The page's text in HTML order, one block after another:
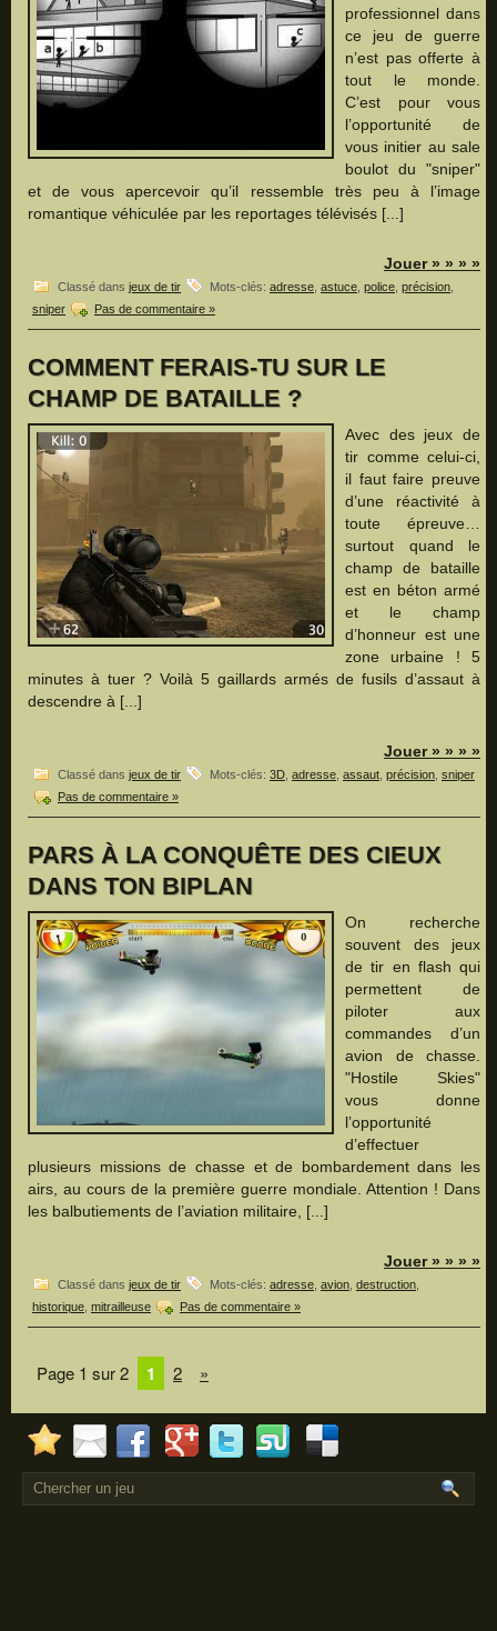
professionnel dans
ce jeu de guerre
n’est pas offerte à
tout le monde.
C’est pour vous
l’opportunité de
vous initier au sale
boulot du "sniper"
et de vous apercevoir qu’il ressemble très peu à l’image
romantique véhiculée par les reportages télévisés [...]
Jouer » » » »
Classé dans jeux de tir Mots-clés: adresse astuce police précision
sniper
Pas de commentaire »
COMMENT FERAIS-TU SUR LE
CHAMP DE BATAILLE ?
Avec des jeux de
tir comme celui-ci,
il faut faire preuve
d’une réactivité à
toute épreuve…
surtout quand le
champ de bataille
est en béton armé
et le champ
d’honneur est une
zone urbaine ! 5
minutes à tuer ? Voilà 5 gaillards armés de fusils d’assaut à
descendre à [...]
Jouer » » » »
Classé dans jeux de tir Mots-clés: 3D adresse assaut précision sniper
Pas de commentaire »
PARS À LA CONQUÊTE DES CIEUX
DANS TON BIPLAN
On recherche
souvent des jeux
de tir en flash qui
permettent de
piloter aux
commandes d’un
avion de chasse.
"Hostile Skies"
vous donne
l’opportunité
d’effectuer
plusieurs missions de chasse et de bombardement dans les
airs, au cours de la première guerre mondiale. Attention ! Dans
les balbutiements de l’aviation militaire, [...]
Jouer » » » »
Classé dans jeux de tir Mots-clés: adresse avion destruction
historique mitrailleuse Pas de commentaire »
Page 1 sur 2 1 2 »